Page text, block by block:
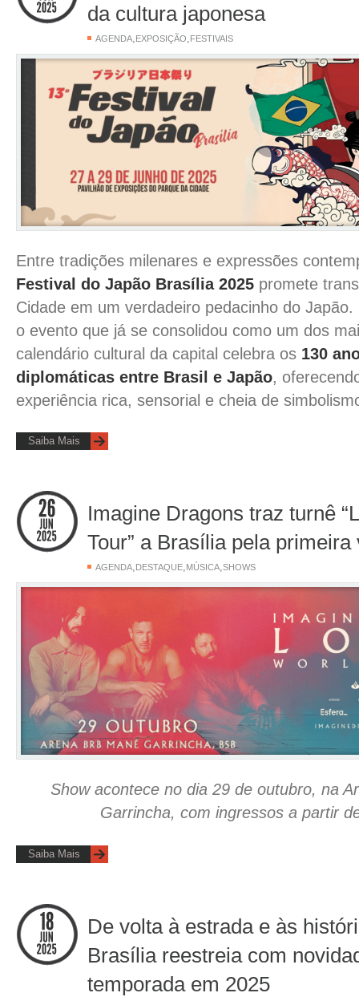
da cultura japonesa
AGENDA EXPOSIÇÃO FESTIVAIS
Entre tradições milenares e expressões
Festival do Japão Brasília 2025 promete
Cidade em um verdadeiro pedacinho do Japão.
o evento que já se consolidou como um dos
calendário cultural da capital celebra os 130
diplomáticas entre Brasil e Japão,
experiência rica, sensorial e cheia de
Saiba Mais
Imagine Dragons traz turnê
Tour” a Brasília pela primeira
AGENDA,DESTAQUE,MÚSICA,SHOWS
Show acontece no dia 29 de outubro, na
Garrincha, com ingressos a partir
Saiba Mais
De volta à estrada e às
Brasília reestreia com
temporada em 2025